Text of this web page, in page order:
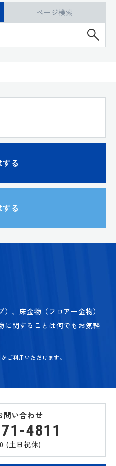
ページ検索
る
る
、床金物（フロアー金物）
に関することは何でもお気軽
ご利用いただけます。
問い合わせ
4811
(土日祝休)